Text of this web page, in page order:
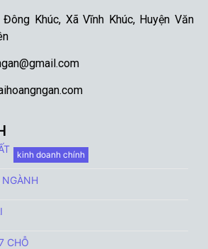
Khúc, Xã Vĩnh Khúc, Huyện Văn
kinh doanh chính
CHỖ